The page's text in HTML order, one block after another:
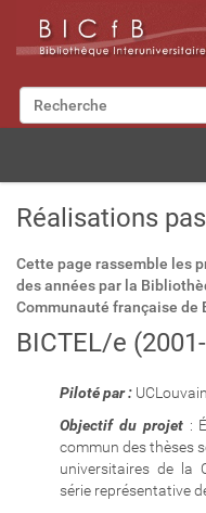
Chercher par
Recherche avancée…
v
Réalisations
Cette page rassemble les
des années par la
Communauté française de
BICTEL/e
Piloté par : UCLouvain
Objectif du projet:
commun des thèses
universitaires de la
série représentative